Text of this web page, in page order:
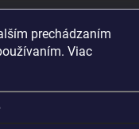
prechádzaním
Viac